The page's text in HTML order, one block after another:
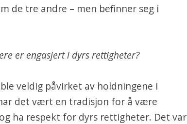
de tre andre – men befinner seg i
er engasjert i dyrs rettigheter?
veldig påvirket av holdningene i
det vært en tradisjon for å være
ha respekt for dyrs rettigheter. Det var